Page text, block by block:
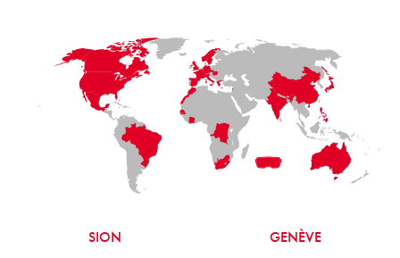
SION GENÈVE